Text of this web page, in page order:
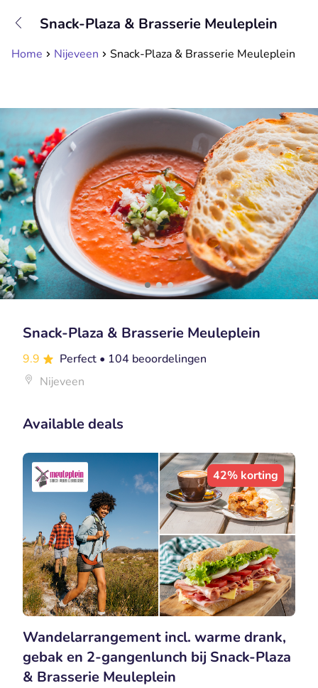
Available until 23:00
Snack-Plaza & Brasserie Meuleplein
Home Nijeveen Snack-Plaza & Brasserie Meuleplein
Snack-Plaza & Brasserie Meuleplein
9.9 Perfect • 104 beoordelingen
Nijeveen
Available deals
42% korting
Wandelarrangement incl. warme drank,
gebak en 2-gangenlunch bij Snack-Plaza
& Brasserie Meuleplein